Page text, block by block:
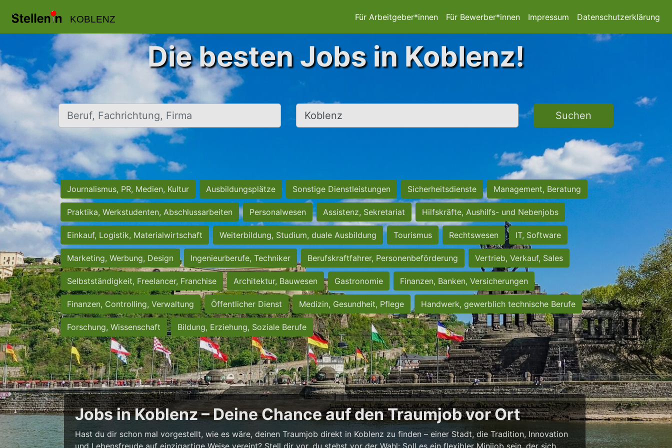
KOBLENZ Für Arbeitgeber*innen Für Bewerber*innen Impressum Datenschutzerklärung
Die besten Jobs in Koblenz!
Beruf, Fachrichtung, Firma Ort, Stadt Suchen
Journalismus, PR, Medien, Kultur Ausbildungsplätze Sonstige Dienstleistungen Sicherheitsdienste Management, Beratung
Praktika, Werkstudenten, Abschlussarbeiten Personalwesen Assistenz, Sekretariat Hilfskräfte, Aushilfs- und Nebenjobs
Einkauf, Logistik, Materialwirtschaft Weiterbildung, Studium, duale Ausbildung Tourismus Rechtswesen IT, Software
Marketing, Werbung, Design Ingenieurberufe, Techniker Berufskraftfahrer, Personenbeförderung Vertrieb, Verkauf, Sales
Selbstständigkeit, Freelancer, Franchise Architektur, Bauwesen Gastronomie Finanzen, Banken, Versicherungen
Finanzen, Controlling, Verwaltung Öffentlicher Dienst Medizin, Gesundheit, Pflege Handwerk, gewerblich technische Berufe
Forschung, Wissenschaft Bildung, Erziehung, Soziale Berufe
Jobs in Koblenz – Deine Chance auf den Traumjob vor Ort
Hast du dir schon mal vorgestellt, wie es wäre, deinen Traumjob direkt in Koblenz zu finden – einer Stadt, die Tradition, Innovation